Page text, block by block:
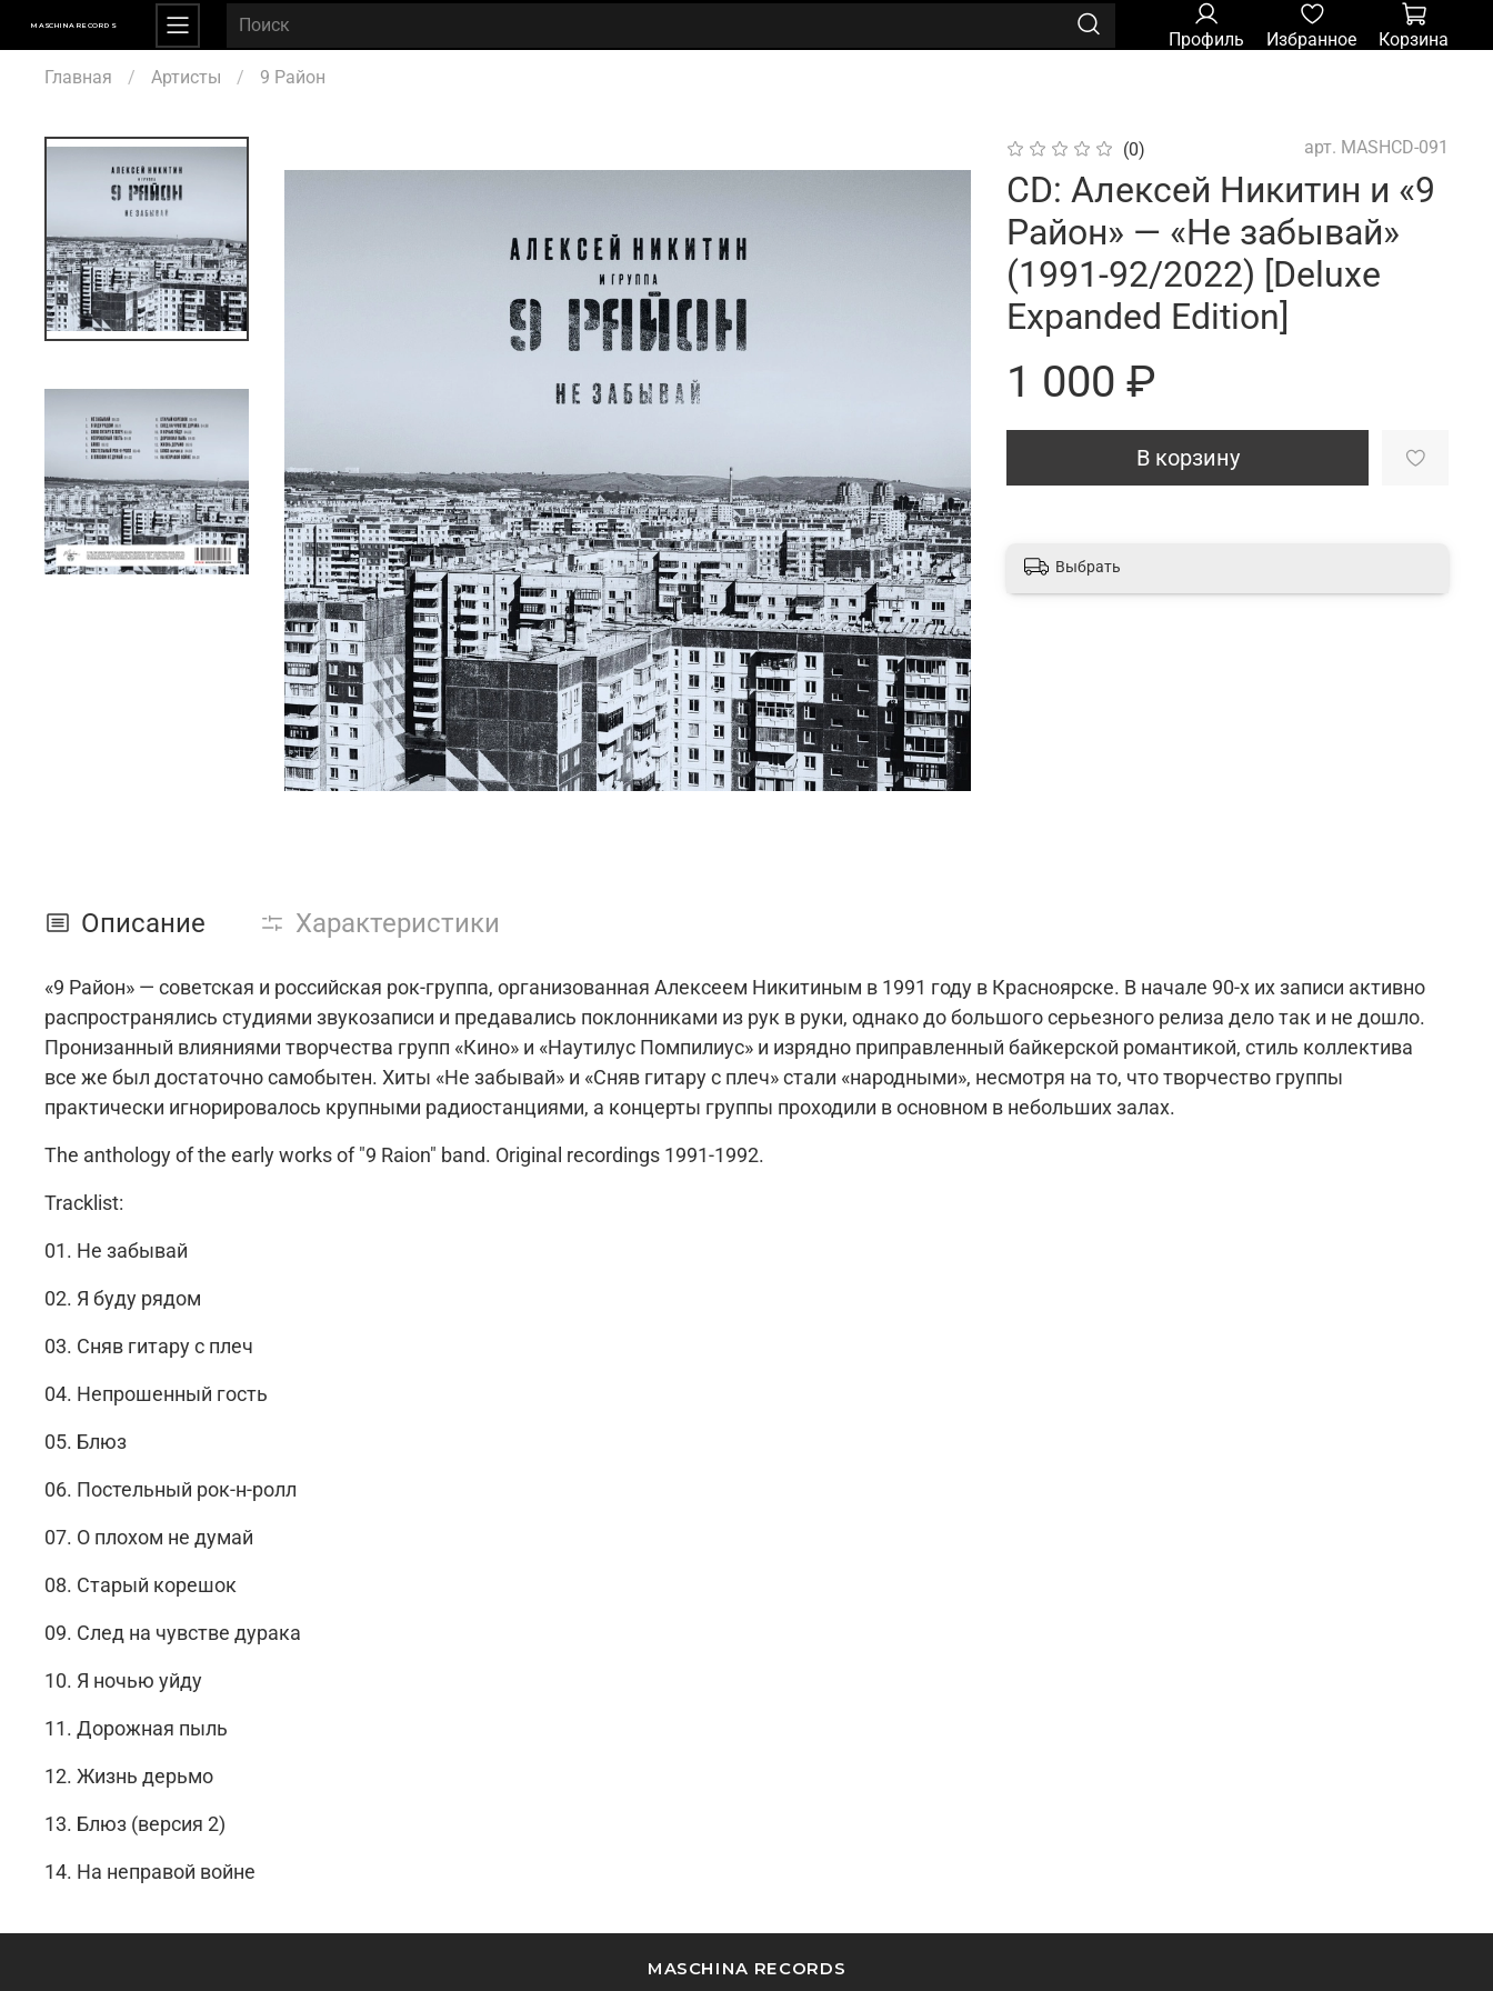
MASCHINA RECORDS
Профиль Избранное
Корзина
Главная
Артисты 9 Район
(0) арт. MASHCD-091
CD: Алексей Никитин и «9
Район» — «Не забывай»
(1991-92/2022) [Deluxe
Expanded Edition]
1 000 ₽
В корзину
Выбрать
Описание Характеристики
«9 Район» — советская и российская рок-группа, организованная Алексеем Никитиным в 1991 году в Красноярске. В начале 90-х их записи активно
распространялись студиями звукозаписи и предавались поклонниками из рук в руки, однако до большого серьезного релиза дело так и не дошло.
Пронизанный влияниями творчества групп «Кино» и «Наутилус Помпилиус» и изрядно приправленный байкерской романтикой, стиль коллектива
все же был достаточно самобытен. Хиты «Не забывай» и «Сняв гитару с плеч» стали «народными», несмотря на то, что творчество группы
практически игнорировалось крупными радиостанциями, а концерты группы проходили в основном в небольших залах.
The anthology of the early works of "9 Raion" band. Original recordings 1991-1992.
Tracklist:
01. Не забывай
02. Я буду рядом
03. Сняв гитару с плеч
04. Непрошенный гость
05. Блюз
06. Постельный рок-н-ролл
07. О плохом не думай
08. Старый корешок
09. След на чувстве дурака
10. Я ночью уйду
11. Дорожная пыль
12. Жизнь дерьмо
13. Блюз (версия 2)
14. На неправой войне
MASCHINA RECORDS